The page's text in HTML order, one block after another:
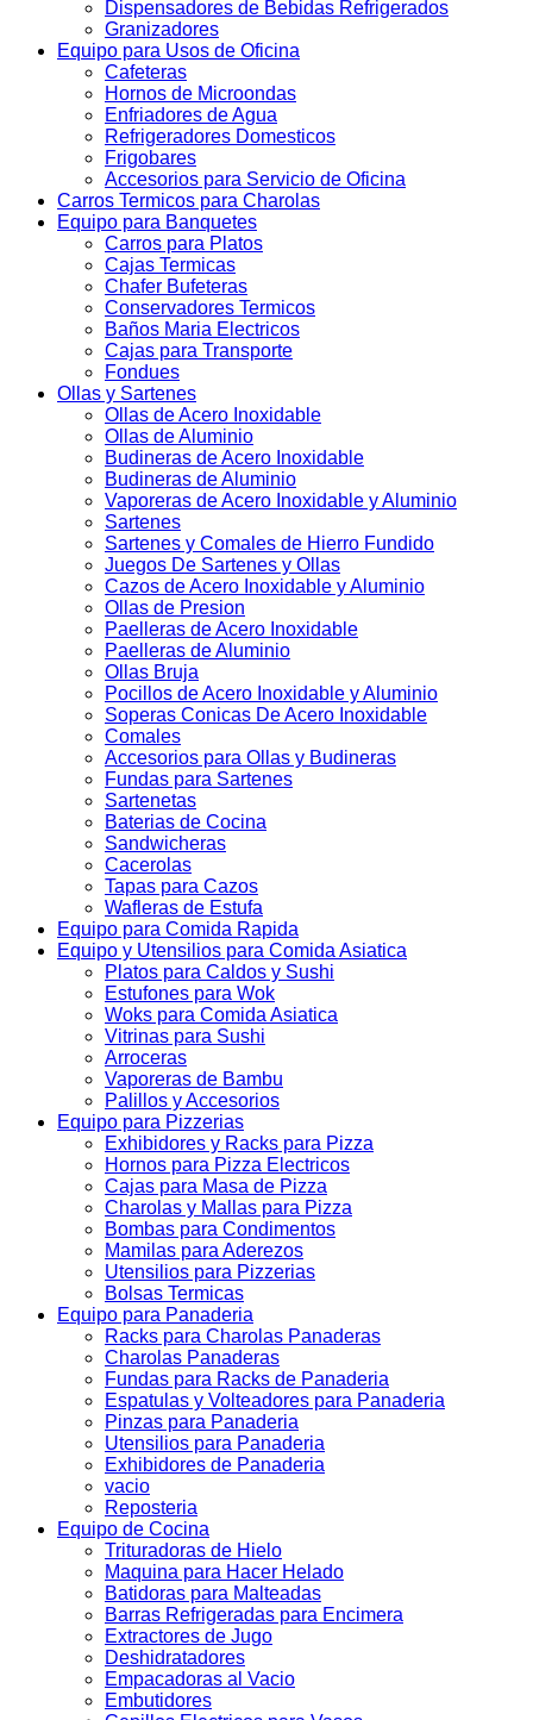
Dispensadores de Bebidas Refrigerados
Granizadores
Equipo para Usos de Oficina
Cafeteras
Hornos de Microondas
Enfriadores de Agua
Refrigeradores Domesticos
Frigobares
Accesorios para Servicio de Oficina
Carros Termicos para Charolas
Equipo para Banquetes
Carros para Platos
Cajas Termicas
Chafer Bufeteras
Conservadores Termicos
Baños Maria Electricos
Cajas para Transporte
Fondues
Ollas y Sartenes
Ollas de Acero Inoxidable
Ollas de Aluminio
Budineras de Acero Inoxidable
Budineras de Aluminio
Vaporeras de Acero Inoxidable y Aluminio
Sartenes
Sartenes y Comales de Hierro Fundido
Juegos De Sartenes y Ollas
Cazos de Acero Inoxidable y Aluminio
Ollas de Presion
Paelleras de Acero Inoxidable
Paelleras de Aluminio
Ollas Bruja
Pocillos de Acero Inoxidable y Aluminio
Soperas Conicas De Acero Inoxidable
Comales
Accesorios para Ollas y Budineras
Fundas para Sartenes
Sartenetas
Baterias de Cocina
Sandwicheras
Cacerolas
Tapas para Cazos
Wafleras de Estufa
Equipo para Comida Rapida
Equipo y Utensilios para Comida Asiatica
Platos para Caldos y Sushi
Estufones para Wok
Woks para Comida Asiatica
Vitrinas para Sushi
Arroceras
Vaporeras de Bambu
Palillos y Accesorios
Equipo para Pizzerias
Exhibidores y Racks para Pizza
Hornos para Pizza Electricos
Cajas para Masa de Pizza
Charolas y Mallas para Pizza
Bombas para Condimentos
Mamilas para Aderezos
Utensilios para Pizzerias
Bolsas Termicas
Equipo para Panaderia
Racks para Charolas Panaderas
Charolas Panaderas
Fundas para Racks de Panaderia
Espatulas y Volteadores para Panaderia
Pinzas para Panaderia
Utensilios para Panaderia
Exhibidores de Panaderia
vacio
Reposteria
Equipo de Cocina
Trituradoras de Hielo
Maquina para Hacer Helado
Batidoras para Malteadas
Barras Refrigeradas para Encimera
Extractores de Jugo
Deshidratadores
Empacadoras al Vacio
Embutidores